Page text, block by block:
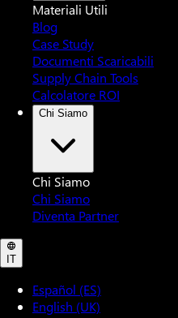
Materiali Utili
Blog
Case Study
Documenti Scaricabili
Supply Chain Tools
Calcolatore ROI
Chi Siamo
Chi Siamo
Chi Siamo
Diventa Partner
IT
Español (ES)
English (UK)